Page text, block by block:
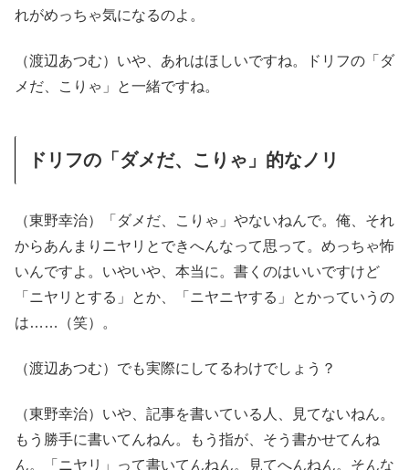
れがめっちゃ気になるのよ。
（渡辺あつむ）いや、あれはほしいですね。ドリフの「ダ
メだ、こりゃ」と一緒ですね。
ドリフの「ダメだ、こりゃ」的なノリ
（東野幸治）「ダメだ、こりゃ」やないねんで。俺、それ
からあんまりニヤリとできへんなって思って。めっちゃ怖
いんですよ。いやいや、本当に。書くのはいいですけど
「ニヤリとする」とか、「ニヤニヤする」とかっていうの
は……（笑）。
（渡辺あつむ）でも実際にしてるわけでしょう？
（東野幸治）いや、記事を書いている人、見てないねん。
もう勝手に書いてんねん。もう指が、そう書かせてんね
ん。「ニヤリ」って書いてんねん。見てへんねん。そんな